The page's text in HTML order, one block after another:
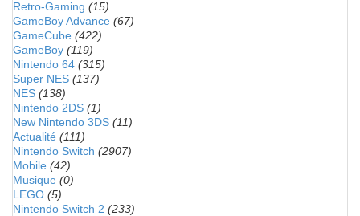
Retro-Gaming (15)
GameBoy Advance (67)
GameCube (422)
GameBoy (119)
Nintendo 64 (315)
Super NES (137)
NES (138)
Nintendo 2DS (1)
New Nintendo 3DS (11)
Actualité (111)
Nintendo Switch (2907)
Mobile (42)
Musique (0)
LEGO (5)
Nintendo Switch 2 (233)